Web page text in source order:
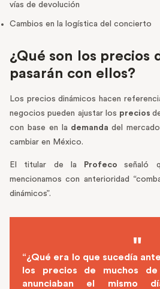
vías de devolución
Cambios en la logística del concierto
¿Qué son los precios
pasarán con ellos?
Los precios dinámicos hacen
negocios pueden ajustar los precios
con base en la demandadel
cambiar en México.
El titular de la Profecoseñaló
mencionamos con anterioridad
dinámicos”.
“¿Qué era lo que sucedía
los precios de muchos
anunciaban el mismo